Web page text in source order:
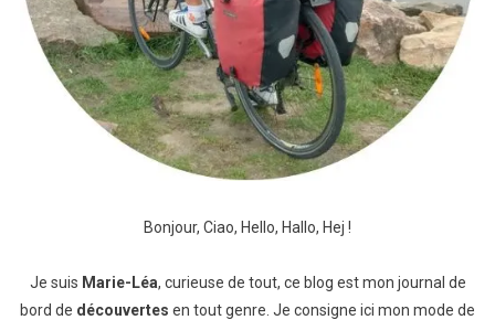
Bonjour, Ciao, Hello, Hallo, Hej !
Je suis Marie-Léa, curieuse de tout, ce blog est mon journal de
bord de découvertes en tout genre. Je consigne ici mon mode de